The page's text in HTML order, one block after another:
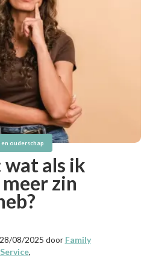
en ouderschap
wat als ik
zin
08/2025 door Family
Service,